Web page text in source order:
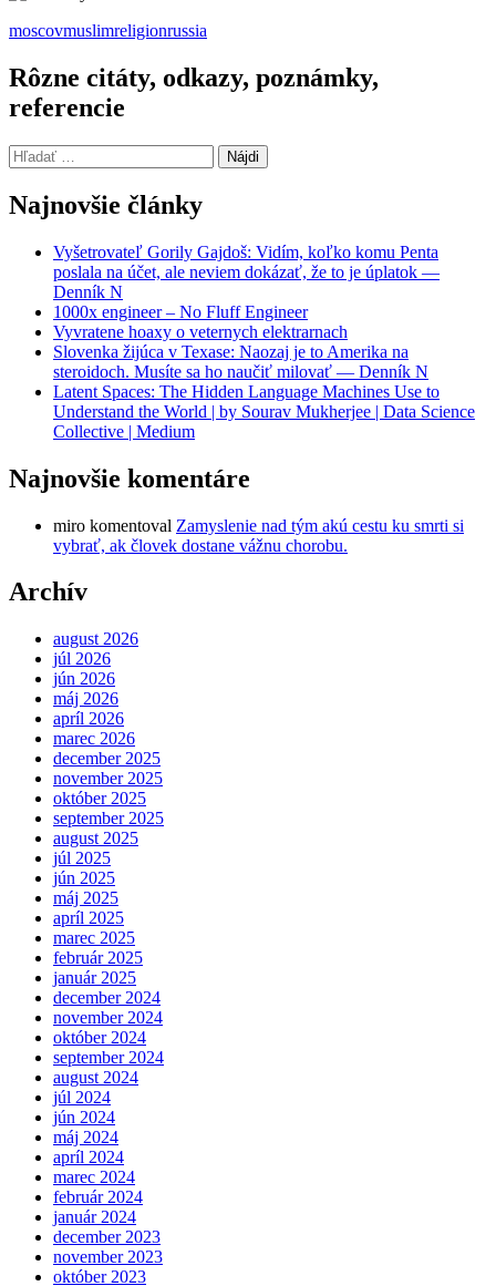
moscovmuslimreligionrussia
Rôzne citáty, odkazy, poznámky,
referencie
Hľadať:
Najnovšie články
Vyšetrovateľ Gorily Gajdoš: Vidím, koľko komu Penta
poslala na účet, ale neviem dokázať, že to je úplatok —
Denník N
1000x engineer – No Fluff Engineer
Vyvratene hoaxy o veternych elektrarnach
Slovenka žijúca v Texase: Naozaj je to Amerika na
steroidoch. Musíte sa ho naučiť milovať — Denník N
Latent Spaces: The Hidden Language Machines Use to
Understand the World | by Sourav Mukherjee | Data Science
Collective | Medium
Najnovšie komentáre
miro komentoval Zamyslenie nad tým akú cestu ku smrti si
vybrať, ak človek dostane vážnu chorobu.
Archív
august 2026
júl 2026
jún 2026
máj 2026
apríl 2026
marec 2026
december 2025
november 2025
október 2025
september 2025
august 2025
júl 2025
jún 2025
máj 2025
apríl 2025
marec 2025
február 2025
január 2025
december 2024
november 2024
október 2024
september 2024
august 2024
júl 2024
jún 2024
máj 2024
apríl 2024
marec 2024
február 2024
január 2024
december 2023
november 2023
október 2023